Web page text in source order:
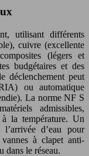
utilisant différents
cuivre (excellente
(légers et
budgétaires et des
déclenchement peut
ou automatique
La norme NF S
admissibles,
la température. Un
d’eau pour
à clapet anti-
dans le réseau.